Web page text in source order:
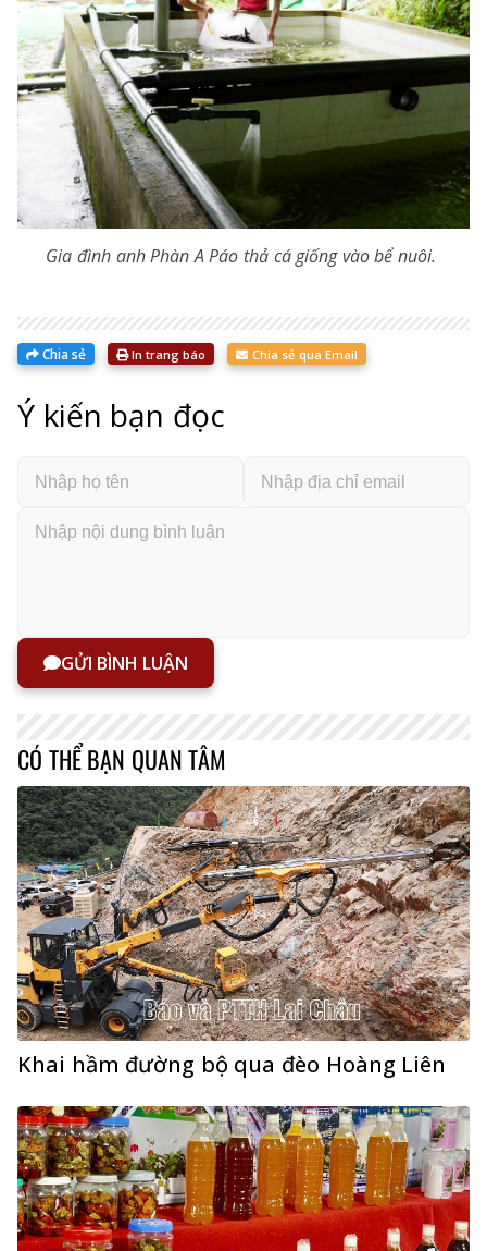
Gia đình anh Phàn A Páo thả cá giống vào bể nuôi.
Chia sẻ In trang báo Chia sẻ qua Email
Ý kiến bạn đọc
GỬI BÌNH LUẬN
CÓ THỂ BẠN QUAN TÂM
Khai hầm đường bộ qua đèo Hoàng Liên